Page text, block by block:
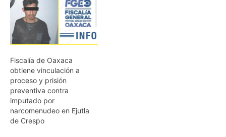
Fiscalía de Oaxaca
obtiene vinculación a
proceso y prisión
preventiva contra
imputado por
narcomenudeo en Ejutla
de Crespo